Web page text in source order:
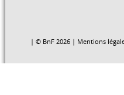
| © BnF 2026 | Mentions